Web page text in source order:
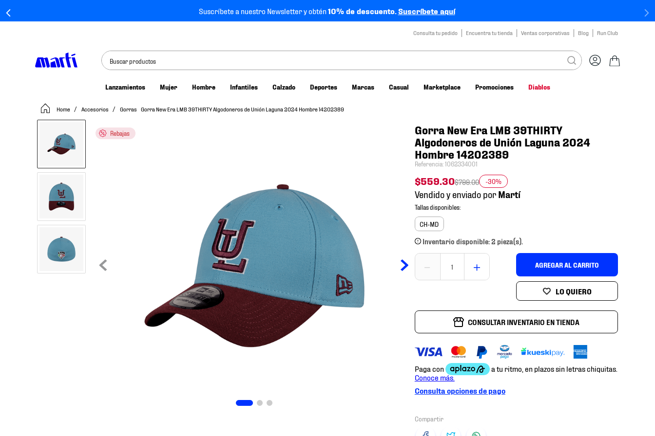
Suscríbete a nuestro Newsletter y obtén10% de descuento.Suscríbete aquí
Consulta tu pedido Encuentra tu tienda Ventas corporativas Blog Run Club
Buscar productos
Lanzamientos Mujer Hombre Infantiles Calzado Deportes Marcas Casual Marketplace Promociones Diablos
Accesorios Gorras Gorra New Era LMB 39THIRTY Algodoneros de Unión Laguna 2024 Hombre 14202389
Rebajas
Gorra New Era LMB 39THIRTY
Algodoneros de Unión Laguna 2024
Hombre 14202389
Referencia:1062334001
$559.30$799.00 -30%
Vendido y enviado por
CH-MD
Inventario disponible: 2 pieza(s).
＋
－ AGREGAR AL CARRITO
CONSULTAR INVENTARIO EN TIENDA
Consulta opciones de pago
tenis mujer
tenis niño